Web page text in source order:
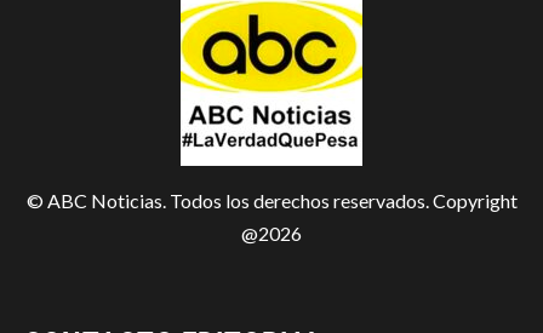
© ABC Noticias. Todos los derechos reservados. Copyright
@2026